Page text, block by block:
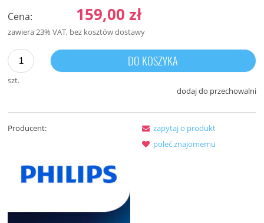
Cena: 159,00 zł
zawiera 23% VAT, bez kosztów dostawy
szt.
DO KOSZYKA
dodaj do przechowalni
Producent:
zapytaj o produkt
poleć znajomemu